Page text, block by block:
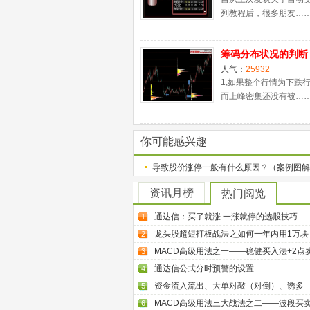
列教程后，很多朋友
筹码分布状况的判断
人气： 25932
1,如果整个行情为下跌行
而上峰密集还没有被
你可能感兴趣
导致股价涨停一般有什么原因？（案例图解
资讯月榜 热门阅览
1 通达信：买了就涨 一涨就停的选股技巧
2 龙头股超短打板战法之如何一年内用1万块
3 MACD高级用法之一——稳健买入法+2点
4 通达信公式分时预警的设置
5 资金流入流出、大单对敲（对倒）、诱多
6 MACD高级用法三大战法之二——波段买